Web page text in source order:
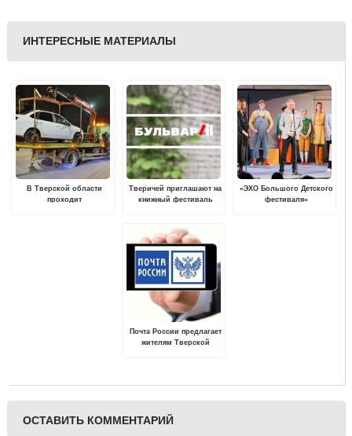
ИНТЕРЕСНЫЕ МАТЕРИАЛЫ
В Тверской области
проходит
Тверичей приглашают на
книжный фестиваль
«ЭХО Большого Детского
фестиваля»
Почта России предлагает
жителям Тверской
ОСТАВИТЬ КОММЕНТАРИЙ